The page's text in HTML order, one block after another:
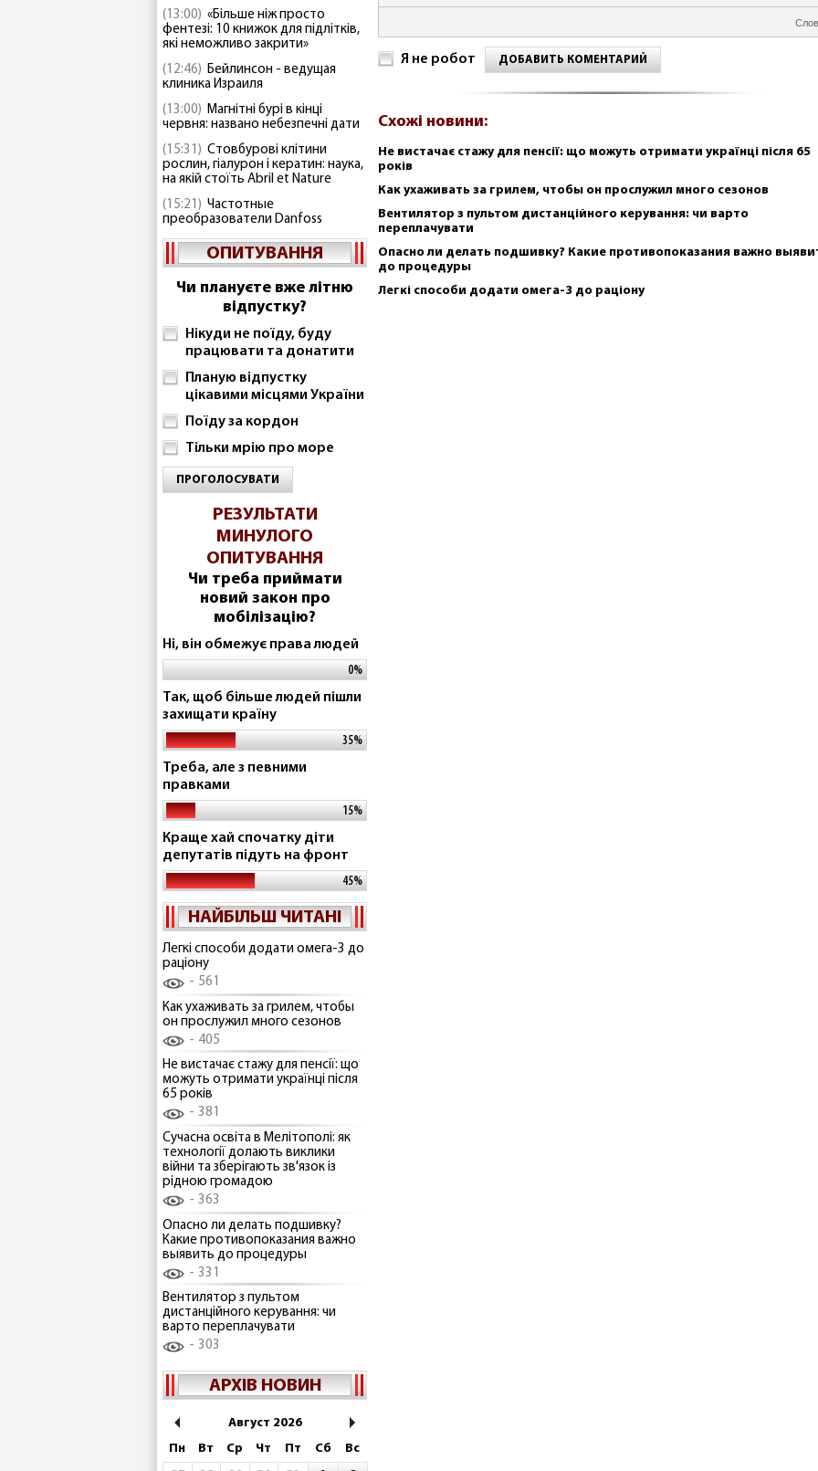
(13:00) «Більше ніж просто
фентезі: 10 книжок для підлітків,
які неможливо закрити»
(12:46) Бейлинсон - ведущая
клиника Израиля
(13:00) Магнітні бурі в кінці
червня: названо небезпечні дати
(15:31) Стовбурові клітини
рослин, гіалурон і кератин: наука,
на якій стоїть Abril et Nature
(15:21) Частотные
преобразователи Danfoss
ОПИТУВАННЯ
Чи плануєте вже літню
відпустку?
Нікуди не поїду, буду
працювати та донатити
Планую відпустку
цікавими місцями України
Поїду за кордон
Тільки мрію про море
ПРОГОЛОСУВАТИ
РЕЗУЛЬТАТИ
МИНУЛОГО
ОПИТУВАННЯ
Чи треба приймати
новий закон про
мобілізацію?
Ні, він обмежує права людей
0%
Так, щоб більше людей пішли
захищати країну
35%
Треба, але з певними
правками
15%
Краще хай спочатку діти
депутатів підуть на фронт
45%
НАЙБІЛЬШ ЧИТАНІ
Легкі способи додати омега-3 до
раціону
561
Как ухаживать за грилем, чтобы
он прослужил много сезонов
405
Не вистачає стажу для пенсії: що
можуть отримати українці після
65 років
381
Сучасна освіта в Мелітополі: як
технології долають виклики
війни та зберігають зв'язок із
рідною громадою
363
Опасно ли делать подшивку?
Какие противопоказания важно
выявить до процедуры
331
Вентилятор з пультом
дистанційного керування: чи
варто переплачувати
303
АРХІВ НОВИН
Август 2026
Пн
Вт Ср Чт Пт Сб
Вс
Я не робот ДОБАВИТЬ КОМЕНТАРИЙ
Схожі новини:
Не вистачає стажу для пенсії: що можуть отримати українці після 65
років
Как ухаживать за грилем, чтобы он прослужил много сезонов
Вентилятор з пультом дистанційного керування: чи варто
переплачувати
Опасно ли делать подшивку? Какие противопоказания важно
до процедуры
Легкі способи додати омега-3 до раціону